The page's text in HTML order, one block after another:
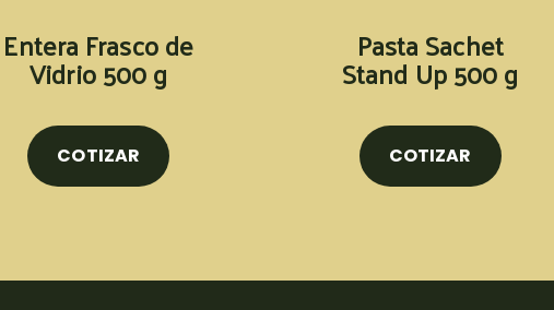
Entera Frasco de
Vidrio 500 g
COTIZAR
Pasta Sachet
Stand Up 500 g
COTIZAR